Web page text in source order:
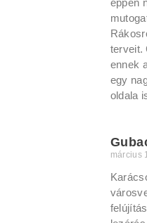
éppen
terveit.
ennek
egy
oldala
március